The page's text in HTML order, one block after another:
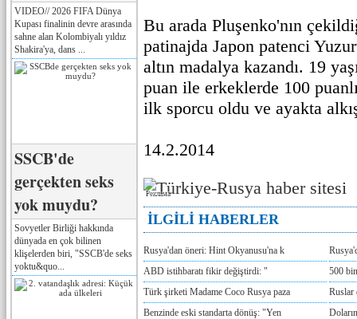
VIDEO// 2026 FIFA Dünya
Kupası finalinin devre arasında
sahne alan Kolombiyalı yıldız
Shakira'ya, dans ...
SSCB'de
gerçekten seks
yok muydu?
Sovyetler Birliği hakkında
dünyada en çok bilinen
klişelerden biri, "SSCB'de seks
yoktu&quo...
Bu arada Pluşenko'nın
patinajda Japon patenci
altın madalya kazandı. 19
puan ile erkeklerde 100
ilk sporcu oldu ve ayakta
14.2.2014
Реклама
İLGİLİ HABERLER
Rusya'dan öneri: Hint Okyanusu'na k
ABD istihbaratı fikir değiştirdi: "
500
Türk şirketi Madame Coco Rusya paza
Ruslar
Benzinde eski standarta dönüş: "Yen